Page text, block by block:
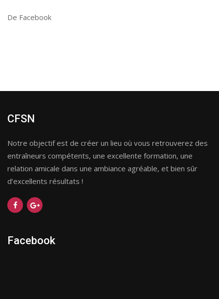
De Facebook
CFSN
Notre objectif est de créer un lieu où vous retrouverez des
entraîneurs compétents, une excellente formation, une
relation amicale dans une ambiance agréable, et bien sûr
d’excellents résultats !
Facebook